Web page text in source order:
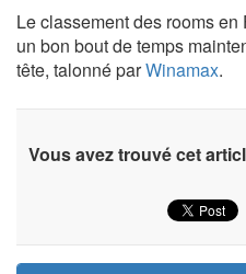
Le classement des rooms
un bon bout de temps
tête, talonné parWinamax.
Vous avez trouvé cet